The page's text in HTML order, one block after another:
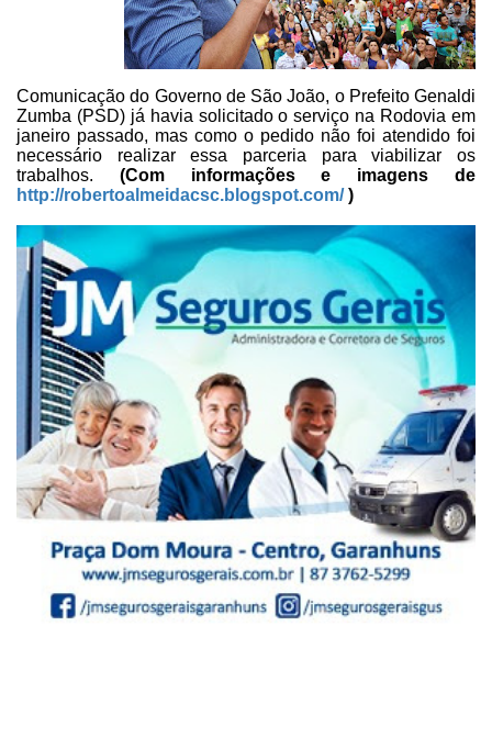
Comunicação do Governo de São João, o Prefeito Genaldi
Zumba (PSD) já havia solicitado o serviço na Rodovia em
janeiro passado, mas como o pedido não foi atendido foi
necessário realizar essa parceria para viabilizar os
trabalhos. (Com informações e imagens de
http://robertoalmeidacsc.blogspot.com/)